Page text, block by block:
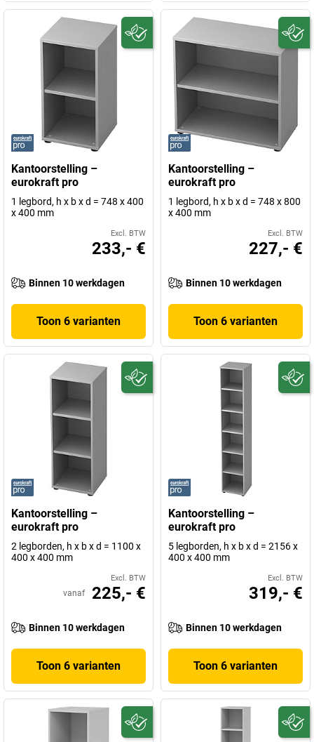
Kantoorstelling –
eurokraft pro
1 legbord, h x b x d = 748 x 400
x 400 mm
Excl. BTW
233,- €
Binnen 10 werkdagen
Toon 6 varianten
Kantoorstelling –
eurokraft pro
1 legbord, h x b x d = 748 x 800
x 400 mm
Excl. BTW
227,- €
Binnen 10 werkdagen
Toon 6 varianten
Kantoorstelling –
eurokraft pro
2 legborden, h x b x d = 1100 x
400 x 400 mm
Excl. BTW
vanaf 225,- €
Binnen 10 werkdagen
Toon 6 varianten
Kantoorstelling –
eurokraft pro
5 legborden, h x b x d = 2156 x
400 x 400 mm
Excl. BTW
319,- €
Binnen 10 werkdagen
Toon 6 varianten